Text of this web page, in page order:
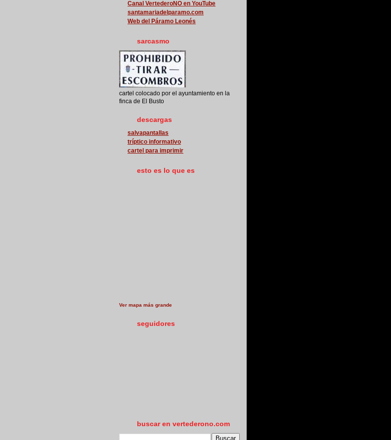
Canal VertederoNO en YouTube
santamariadelparamo.com
Web del Páramo Leonés
sarcasmo
cartel colocado por el ayuntamiento en la
finca de El Busto
descargas
salvapantallas
tríptico informativo
cartel para imprimir
esto es lo que es
Ver mapa más grande
seguidores
buscar en vertederono.com